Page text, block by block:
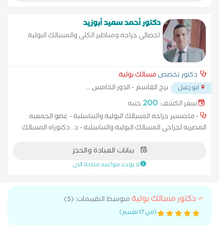
دكتور أحمد سعيد أبوزيد
اخصائي جراحه ومناظير الكلى والمسالك البولية
والتناسلية بمستشفيات القوات المسلحه
دكتور تخصص مسالك بولية
ابو زعبل برج القاسم - الدور الخامس...
سعر الكشف:200جنيه
- ماجستير جراحه المسالك البولية والتناسلية - عضو الجمعيه
المصريه لجراحى المسالك البولية والتناسلية - د . دكتوراه المسالك
بيانات العيادة والحجز
لا يوجد مواعيد متاحة الان
دكتور مسالك بوليةمتوسط التقييمات: (5)
(من 17 تقييم)